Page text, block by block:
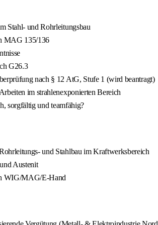
Stahl- und Rohrleitungsbau
MAG 135/136
G26.3
nach § 12 AtG, Stufe 1 (wird beantragt)
im strahlenexponierten Bereich
sorgfältig und teamfähig?
und Stahlbau im Kraftwerksbereich
Austenit
WIG/MAG/E-Hand